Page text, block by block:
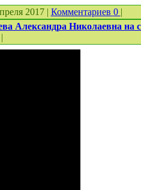
2017 | Комментариев 0 |
Александра Николаевна на